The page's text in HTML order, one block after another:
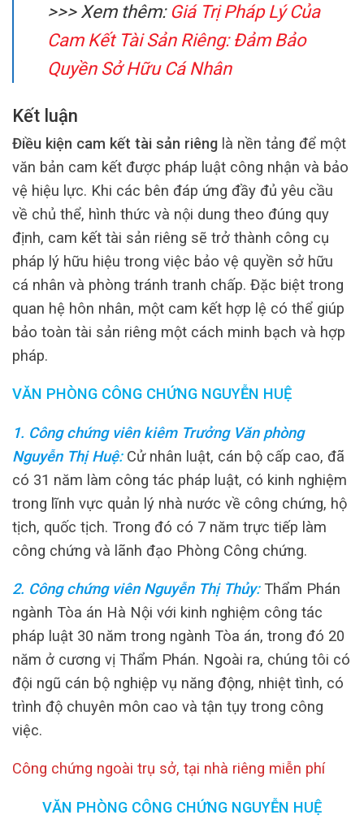
>>> Xem thêm: Giá Trị Pháp Lý Của
Cam Kết Tài Sản Riêng: Đảm Bảo
Quyền Sở Hữu Cá Nhân
Kết luận
Điều kiện cam kết tài sản riêng là nền tảng để một
văn bản cam kết được pháp luật công nhận và bảo
vệ hiệu lực. Khi các bên đáp ứng đầy đủ yêu cầu
về chủ thể, hình thức và nội dung theo đúng quy
định, cam kết tài sản riêng sẽ trở thành công cụ
pháp lý hữu hiệu trong việc bảo vệ quyền sở hữu
cá nhân và phòng tránh tranh chấp. Đặc biệt trong
quan hệ hôn nhân, một cam kết hợp lệ có thể giúp
bảo toàn tài sản riêng một cách minh bạch và hợp
pháp.
VĂN PHÒNG CÔNG CHỨNG NGUYỄN HUỆ
1. Công chứng viên kiêm Trưởng Văn phòng
Nguyễn Thị Huệ: Cử nhân luật, cán bộ cấp cao, đã
có 31 năm làm công tác pháp luật, có kinh nghiệm
trong lĩnh vực quản lý nhà nước về công chứng, hộ
tịch, quốc tịch. Trong đó có 7 năm trực tiếp làm
công chứng và lãnh đạo Phòng Công chứng.
2. Công chứng viên Nguyễn Thị Thủy:Thẩm Phán
ngành Tòa án Hà Nội với kinh nghiệm công tác
pháp luật 30 năm trong ngành Tòa án, trong đó 20
năm ở cương vị Thẩm Phán. Ngoài ra, chúng tôi có
đội ngũ cán bộ nghiệp vụ năng động, nhiệt tình, có
trình độ chuyên môn cao và tận tụy trong công
việc.
Công chứng ngoài trụ sở, tại nhà riêng miễn phí
VĂN PHÒNG CÔNG CHỨNG NGUYỄN HUỆ